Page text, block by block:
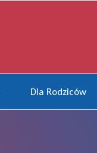
Dla Rodziców